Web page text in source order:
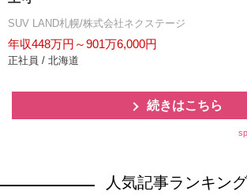
SUV LAND札幌/株式会社ネクステージ
年収448万円～901万6,000円
正社員 / 北海道
続きはこちら
人気記事ランキング